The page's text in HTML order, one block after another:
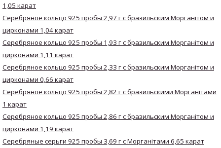
1,05 карат
Серебряное кольцо 925 пробы 2,97 г с бразильским Морганітом и
цирконами 1,04 карат
Серебряное кольцо 925 пробы 1,93 г с бразильским Морганітом и
цирконами 1,11 карат
Серебряное кольцо 925 пробы 2,33 г с бразильским Морганітом и
цирконами 0,66 карат
Серебряное кольцо 925 пробы 2,82 г с бразильскими Морганітами
1 карат
Серебряное кольцо 925 пробы 2,86 г с бразильским Морганітом и
цирконами 1,19 карат
Серебряные серьги 925 пробы 3,69 г с Морганітами 6,65 карат